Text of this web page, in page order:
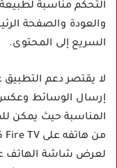
والعودة والصفحة
السريع إلى المحتوى.
لا يقتصر دعم
إرسال الوسائط
المناسبة حيث يمكن
لعرض شاشة الهاتف